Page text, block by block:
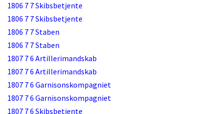
1806 7 7 Skibsbetjente
1806 7 7 Skibsbetjente
1806 7 7 Staben
1806 7 7 Staben
1807 7 6 Artillerimandskab
1807 7 6 Artillerimandskab
1807 7 6 Garnisonskompagniet
1807 7 6 Garnisonskompagniet
1807 7 6 Skibsbetjente